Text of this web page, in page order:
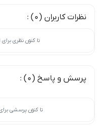
نظرات کاربران (0) :
تا کنون نظری
پرسش و پاسخ (0) :
تا کنون پرسشی